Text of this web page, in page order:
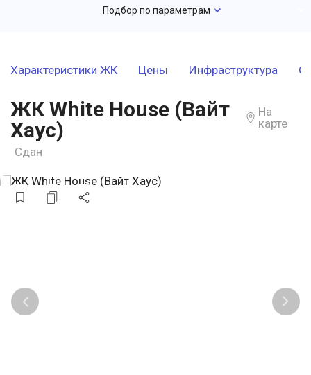
Подбор по параметрам
Характеристики ЖК Цены Инфраструктура
ЖК White House (Вайт
Хаус)
На
карте
Сдан